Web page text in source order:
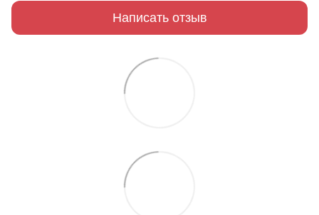
Написать отзыв